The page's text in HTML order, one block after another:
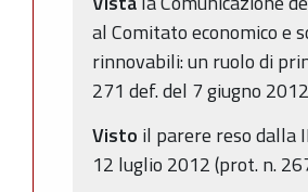
al Comitato economico e
rinnovabili: un ruolo di
271 def. del 7 giugno
Visto il parere reso dalla
12 luglio 2012 (prot. n.